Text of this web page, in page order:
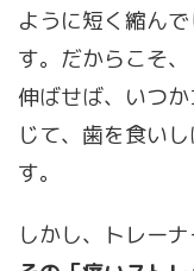
ように短く縮ん
す。だからこそ
伸ばせば、いつ
じて、歯を食い
す。
しかし、トレー